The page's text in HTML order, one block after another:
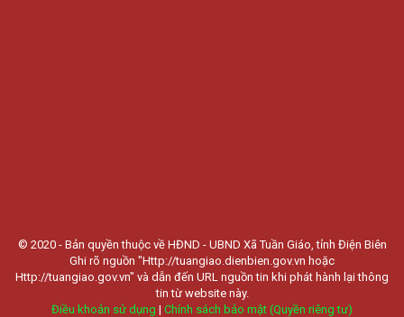
© 2020 - Bản quyền thuộc về HĐND - UBND Xã Tuần Giáo, tỉnh Điện Biên
Ghi rõ nguồn "Http://tuangiao.dienbien.gov.vn hoặc
Http://tuangiao.gov.vn" và dẫn đến URL nguồn tin khi phát hành lại thông
tin từ website này.
Điều khoản sử dụng | Chính sách bảo mật (Quyền riêng tư)